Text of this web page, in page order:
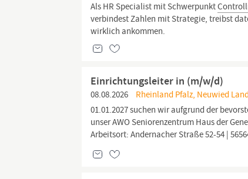
Als HR Specialist mit Schwerpunkt
verbindest Zahlen mit Strategie, treibst
wirklich ankommen.
Einrichtungsleiter in (m/w/d)
08.08.2026
Rheinland Pfalz, Neuwied
01.01.2027 suchen wir aufgrund der
unser AWO Seniorenzentrum Haus der
Arbeitsort: Andernacher Straße 52-54 |